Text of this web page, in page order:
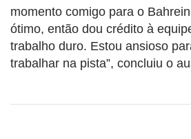
momento comigo para o
ótimo, então dou crédito à
trabalho duro. Estou ansioso
trabalhar na pista”, concluiu o